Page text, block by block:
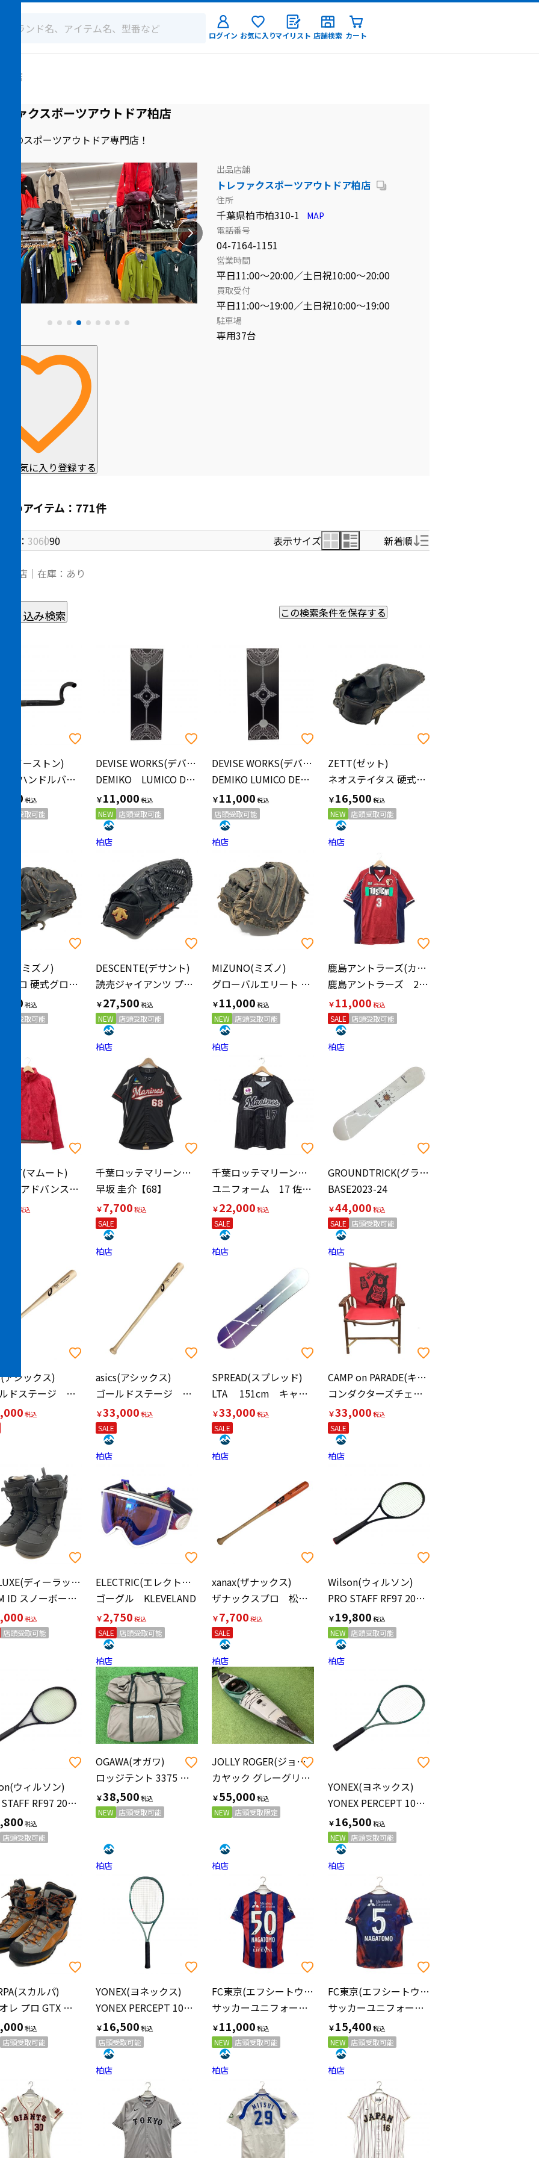
ログイン お気に入りマイリスト 店舗検索 カート
柏店
ファクスポーツアウトドア柏店
目のスポーツアウトドア専門店！
をお気に入り登録する
出品店舗
トレファクスポーツアウトドア柏店
住所
千葉県柏市柏310-1
MAP
電話番号
04-7164-1151
営業時間
平日11:00～20:00／土日祝10:00～20:00
買取受付
平日11:00～19:00／土日祝10:00～19:00
駐車場
専用37台
中のアイテム：771件
数： 306090 表示サイズ 新着順
価格の高い順
：柏店｜在庫：あり
絞り込み検索 この検索条件を保存する
イーストン)
EC70 SL ハンドルバー 420mm Di2対応
店頭受取可能
DEVISE WORKS(デバイスワークス)
DEMIKO LUMICO DEVISEバージョン ファニチャーアクセサリー
￥11,000
NEW 店頭受取可能
柏店
DEVISE WORKS(デバイスワークス)
DEMIKO LUMICO DEVISEバージョン ファニチャーアクセサリー
￥11,000
店頭受取可能
柏店
ZETT(ゼット)
ネオステイタス 硬式グローブ BPGB18911 ブラック
￥16,500
NEW 店頭受取可能
柏店
ミズノ)
ミズノプロ 硬式グローブ 1AJGH96901 田中将大モデル ブルーダイアモンド ブラック
店頭受取可能
DESCENTE(デサント)
読売ジャイアンツ プロコレクション 硬式グローブ @ 32cm ブラック
￥27,500
NEW 店頭受取可能
柏店
MIZUNO(ミズノ)
グローバルエリート 硬式グローブ ブラック
￥11,000
NEW 店頭受取可能
柏店
鹿島アントラーズ(カシマアントラーズ)
鹿島アントラーズ 2000-2001年 ホーム 【3】秋田豊
￥11,000
SALE 店頭受取可能
柏店
マムート)
ゴブリン アドバンスド ミッドレイヤー ジャケット
千葉ロッテマリーンズ(チバロッテマリーンズ)
早坂 圭介【68】
￥7,700
SALE
柏店
千葉ロッテマリーンズ(チバロッテマリーンズ)
ユニフォーム 17 佐々木朗希
￥22,000
SALE
柏店
GROUNDTRICK(グランドトリック)
BASE2023-24
￥44,000
SALE 店頭受取可能
柏店
アシックス)
ゴールドステージ 鈴木誠也【51】実使用モデル
asics(アシックス)
ゴールドステージ 鈴木誠也実使用モデル
￥33,000
SALE
柏店
SPREAD(スプレッド)
LTA 151cm キャンバー
￥33,000
SALE
柏店
CAMP on PARADE(キャンプオンパレード)
コンダクターズチェア マイスタシート
￥33,000
SALE
柏店
DEELUXE(ディーラックス)
TEAM ID スノーボードブーツ メンズ SIZE 26cm ブラック
店頭受取可能
ELECTRIC(エレクトリック)
ゴーグル KLEVELAND
￥2,750
SALE 店頭受取可能
柏店
xanax(ザナックス)
ザナックスプロ 松山竜平【44】実使用バット
￥7,700
SALE
柏店
Wilson(ウィルソン)
PRO STAFF RF97 2020 硬式テニスラケット
￥19,800
NEW 店頭受取可能
柏店
ウィルソン)
PRO STAFF RF97 2020 硬式テニスラケット
店頭受取可能
OGAWA(オガワ)
ロッジテント 3375 ロッジシェルター T/C
￥38,500
NEW 店頭受取可能
柏店
JOLLY ROGER(ジョリー ロジャー)
カヤック グレーグリーン RIDER 1人用
￥55,000
NEW 店頭受取限定
柏店
YONEX(ヨネックス)
YONEX PERCEPT 100 2023 硬式テニスラケット
￥16,500
NEW 店頭受取可能
柏店
スカルパ)
トリオレ プロ GTX ハイカット(ハードソール) トレッキングシューズ メンズ SIZE 25.5cm オレンジ×ブラック
店頭受取可能
YONEX(ヨネックス)
YONEX PERCEPT 100 2023 硬式テニスラケット
￥16,500
店頭受取可能
柏店
FC東京(エフシートウキョウ)
サッカーユニフォーム JMTF1028 【50】長友佑都 2021年 SIZE M ブルー×レッド
￥11,000
NEW 店頭受取可能
柏店
FC東京(エフシートウキョウ)
サッカーユニフォーム MT618468 長友佑都【5】2026 1st レプリカ SIZE L ブルー×レッド
￥15,400
NEW 店頭受取可能
柏店